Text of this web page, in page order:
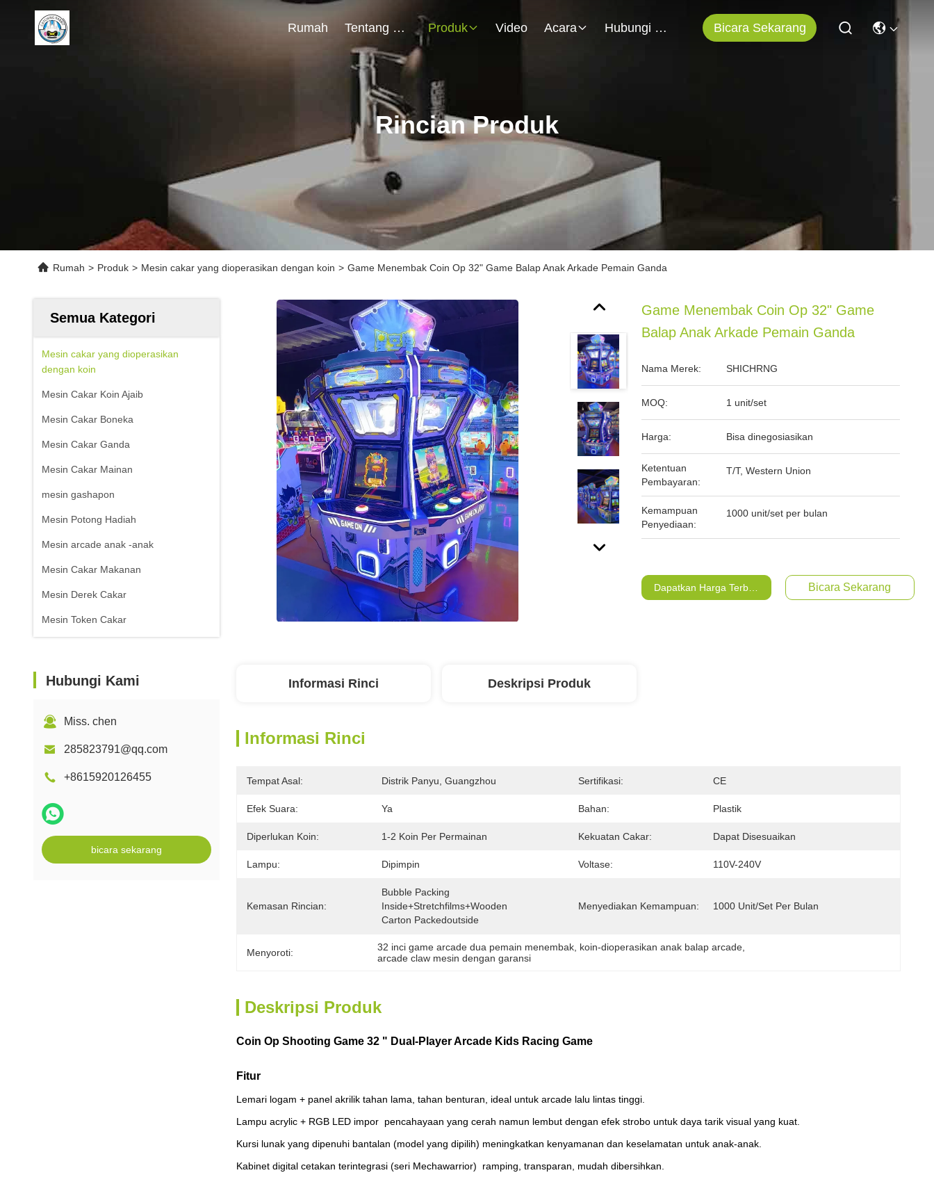
Rumah Tentang Kami Produk Video Acara Hubungi Kami Bicara Sekarang
Rincian Produk
Rumah > Produk > Mesin cakar yang dioperasikan dengan koin > Game Menembak Coin Op 32" Game Balap Anak Arkade Pemain Ganda
Semua Kategori
Mesin cakar yang dioperasikan
dengan koin
Mesin Cakar Koin Ajaib
Mesin Cakar Boneka
Mesin Cakar Ganda
Mesin Cakar Mainan
mesin gashapon
Mesin Potong Hadiah
Mesin arcade anak -anak
Mesin Cakar Makanan
Mesin Derek Cakar
Mesin Token Cakar
Hubungi Kami
Miss. chen
285823791@qq.com
+8615920126455
bicara sekarang
Game Menembak Coin Op 32" Game
Balap Anak Arkade Pemain Ganda
Nama Merek: SHICHRNG
MOQ: 1 unit/set
Harga: Bisa dinegosiasikan
Ketentuan
Pembayaran:
T/T, Western Union
Kemampuan
Penyediaan:
1000 unit/set per bulan
Dapatkan Harga Terbaik Bicara Sekarang
Informasi Rinci Deskripsi Produk
Informasi Rinci
Tempat Asal: Distrik Panyu, Guangzhou Sertifikasi: CE
Efek Suara: Ya Bahan: Plastik
Diperlukan Koin: 1-2 Koin Per Permainan Kekuatan Cakar: Dapat Disesuaikan
Lampu: Dipimpin Voltase: 110V-240V
Kemasan Rincian:
Bubble Packing
Inside+Stretchfilms+Wooden
Carton Packedoutside
Menyediakan Kemampuan: 1000 Unit/set Per Bulan
Menyoroti: 32 inci game arcade dua pemain menembak koin-dioperasikan anak balap arcade
arcade claw mesin dengan garansi
Deskripsi Produk
Coin Op Shooting Game 32 " Dual-Player Arcade Kids Racing Game
Fitur
Lemari logam + panel akrilik tahan lama, tahan benturan, ideal untuk arcade lalu lintas tinggi.
Lampu acrylic + RGB LED impor ️ pencahayaan yang cerah namun lembut dengan efek strobo untuk daya tarik visual yang kuat.
Kursi lunak yang dipenuhi bantalan (model yang dipilih) meningkatkan kenyamanan dan keselamatan untuk anak-anak.
Kabinet digital cetakan terintegrasi (seri Mechawarrior) ️ ramping, transparan, mudah dibersihkan.